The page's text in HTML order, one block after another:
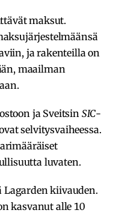
maksut.
ja rakenteilla on
maailman
ja Sveitsin SIC-
selvitysvaiheessa.
luvaten.
Lagarden kiivauden.
kasvanut alle 10